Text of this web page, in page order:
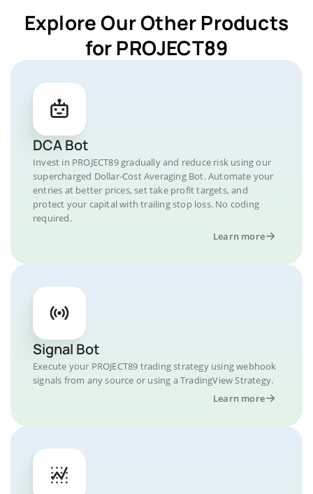
Explore Our Other Products
for PROJECT89
DCA Bot
Invest in PROJECT89 gradually and reduce risk using our
supercharged Dollar-Cost Averaging Bot. Automate your
entries at better prices, set take profit targets, and
protect your capital with trailing stop loss. No coding
required.
Learn more
Signal Bot
Execute your PROJECT89 trading strategy using webhook
signals from any source or using a TradingView Strategy.
Learn more